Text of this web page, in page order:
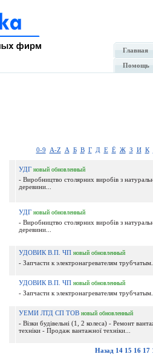
Главная
Помощь
0-9 A-Z А Б В Г Д Е Ё Ж З И К
УДГ новый обновленный
- Виробництво столярних виробів з
деревини...
УДГ новый обновленный
- Виробництво столярних виробів з
деревини...
УДОВИК В.П. ЧП новый обновленный
- Запчасти к электронагревателям
УДОВИК В.П. ЧП новый обновленный
- Запчасти к электронагревателям
УЕМИ ЛТД СП ТОВ новый обновленный
- Візки будівельні (1, 2 колеса) - Ремонт
техніки - Продаж вантажної техніки...
Назад 14 15 16 17